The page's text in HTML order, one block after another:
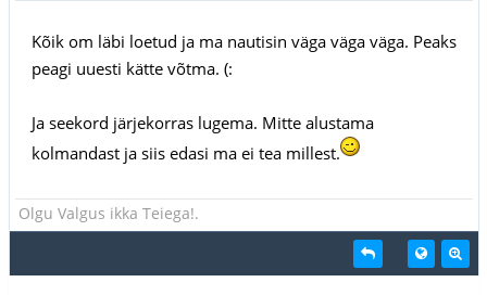
Kõik om läbi loetud ja ma nautisin väga väga väga. Peaks
peagi uuesti kätte võtma. (:
Ja seekord järjekorras lugema. Mitte alustama
kolmandast ja siis edasi ma ei tea millest.
Olgu Valgus ikka Teiega!.